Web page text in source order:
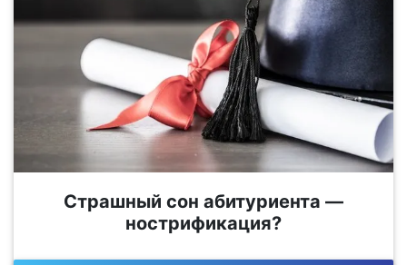
Страшный сон абитуриента —
нострификация?